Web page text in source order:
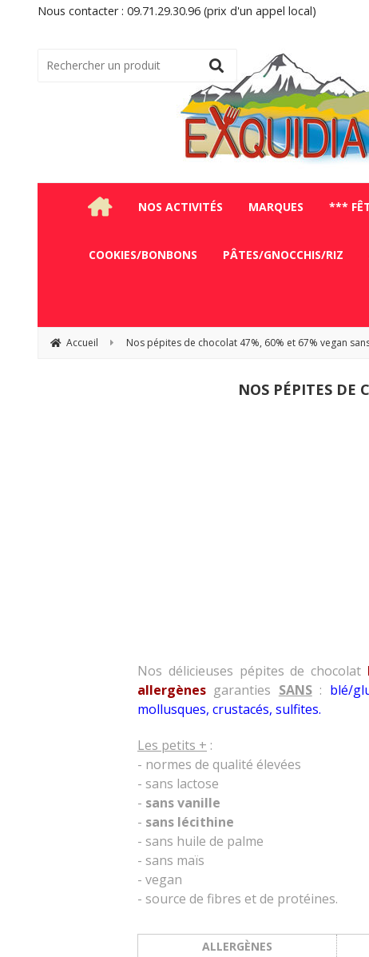
Nous contacter : 09.71.29.30.96 (prix d'un appel local)
NOS ACTIVITÉS MARQUES ***
COOKIES/BONBONS PÂTES/GNOCCHIS/RIZ
Accueil Nos pépites de chocolat 47%, 60% et 67% vegan
NOS PÉPITES DE
Nos délicieuses pépites de chocolat
allergènes garanties SANS: blé/
mollusques, crustacés, sulfites.
Les petits + :
- normes de qualité élevées
- sans lactose
- sans vanille
- sans lécithine
- sans huile de palme
- sans maïs
- vegan
- source de fibres et de protéines.
ALLERGÈNES